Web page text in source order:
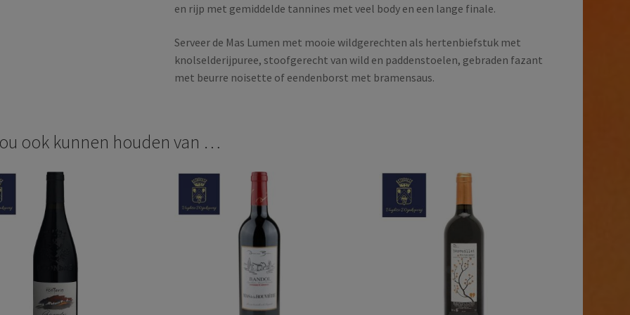
en rijp met gemiddelde tannines met veel body en een lange finale.
Serveer de Mas Lumen met mooie wildgerechten als hertenbiefstuk met
knolselderijpuree, stoofgerecht van wild en paddenstoelen, gebraden fazant
met beurre noisette of eendenborst met bramensaus.
ook kunnen houden van …